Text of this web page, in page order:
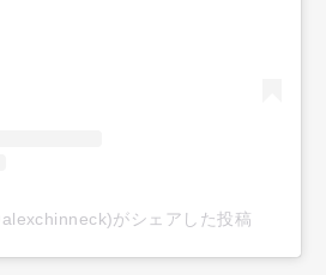
がシェアした投稿